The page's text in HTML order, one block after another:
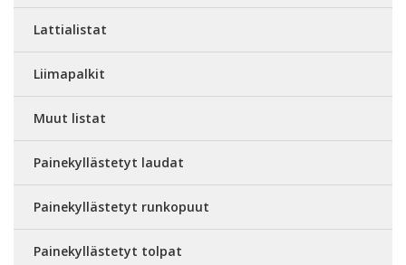
Lattialistat
Liimapalkit
Muut listat
Painekyllästetyt laudat
Painekyllästetyt runkopuut
Painekyllästetyt tolpat